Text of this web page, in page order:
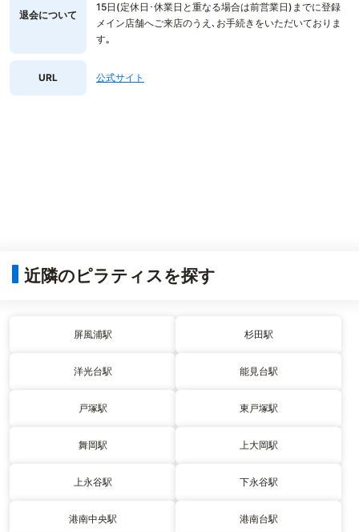
退会について
15日(定休日･休業日と重なる場合は前営業日)までに登録
メイン店舗へご来店のうえ､お手続きをいただいておりま
す｡
URL 公式サイト
近隣のピラティスを探す
屏風浦駅 杉田駅
洋光台駅 能見台駅
戸塚駅 東戸塚駅
舞岡駅 上大岡駅
上永谷駅 下永谷駅
港南中央駅 港南台駅